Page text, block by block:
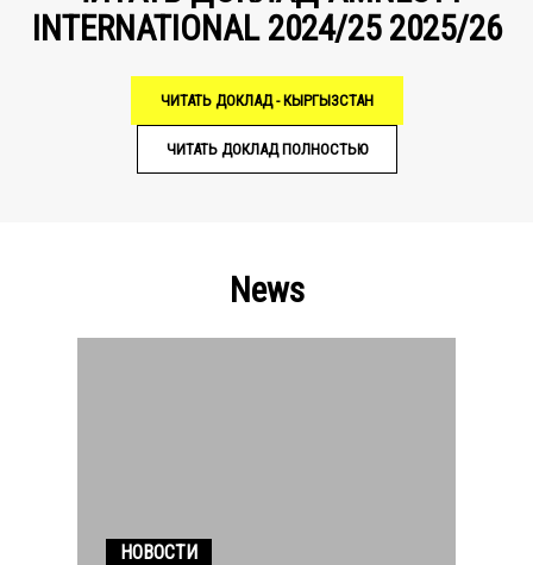
INTERNATIONAL 2024/25 2025/26
ЧИТАТЬ ДОКЛАД - КЫРГЫЗСТАН
ЧИТАТЬ ДОКЛАД ПОЛНОСТЬЮ
News
НОВОСТИ